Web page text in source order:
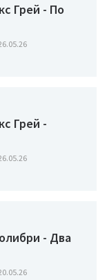
Грей - По
Грей -
- Два